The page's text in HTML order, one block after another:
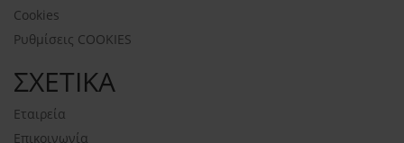
Cookies
Ρυθμίσεις COOKIES
ΣΧΕΤΙΚΑ
Εταιρεία
Επικοινωνία